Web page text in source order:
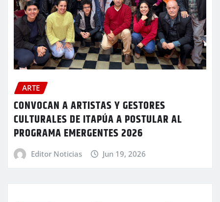
ARTE
CONVOCAN A ARTISTAS Y GESTORES
CULTURALES DE ITAPÚA A POSTULAR AL
PROGRAMA EMERGENTES 2026
Editor Noticias Jun 19, 2026